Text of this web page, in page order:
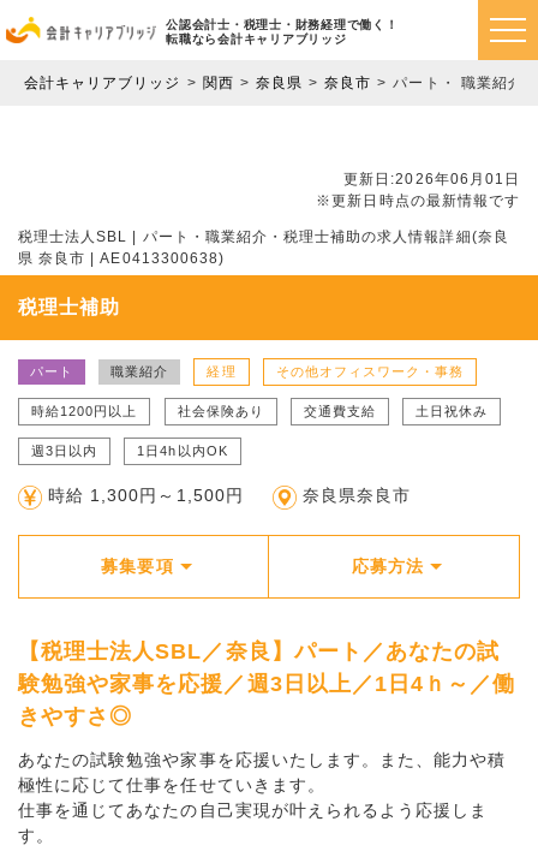
公認会計士・税理士・財務経理で働く！
転職なら会計キャリアブリッジ
会計キャリアブリッジ 関西 奈良県 奈良市 パート・ 職業紹介
更新日:2026年06月01日
※更新日時点の最新情報です
税理士法人SBL | パート・職業紹介・税理士補助の求人情報詳細(奈良
県 奈良市 | AE0413300638)
税理士補助
パート 職業紹介 経理 その他オフィスワーク・事務
時給1200円以上 社会保険あり 交通費支給 土日祝休み
週3日以内 1日4h以内OK
時給 1,300円～1,500円 奈良県奈良市
募集要項 応募方法
【税理士法人SBL／奈良】パート／あなたの試
験勉強や家事を応援／週3日以上／1日4ｈ～／働
きやすさ◎
あなたの試験勉強や家事を応援いたします。また、能力や積
極性に応じて仕事を任せていきます。
仕事を通じてあなたの自己実現が叶えられるよう応援しま
す。